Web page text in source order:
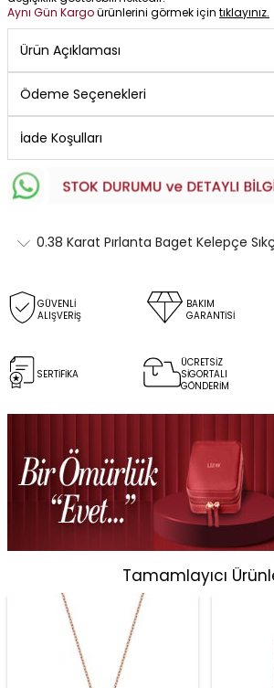
Aynı Gün Kargoürünlerini görmek için tıklayınız.
Ürün Açıklaması
Ödeme Seçenekleri
İade Koşulları
0.38 Karat Pırlanta Baget Kelepçe
GÜVENLİ
ALIŞVERİŞ
BAKIM
GARANTİSİ
SERTİFİKA
ÜCRETSİZ
SİGORTALI
GÖNDERİM
Tamamlayıcı